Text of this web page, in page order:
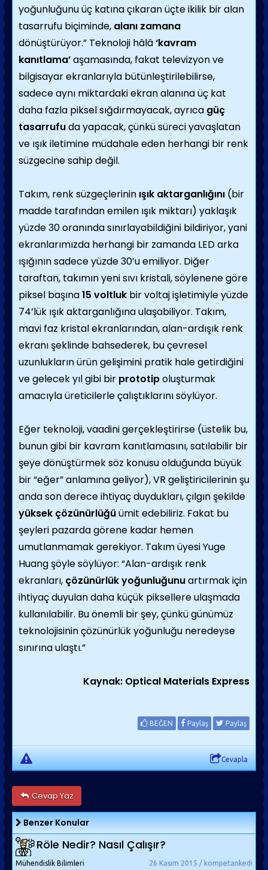
yoğunluğunu üç katına çıkaran üçte ikilik bir alan
tasarrufu biçiminde, alanı zamana
dönüştürüyor.” Teknoloji hâlâ‘kavram
kanıtlama’aşamasında, fakat televizyon ve
bilgisayar ekranlarıyla bütünleştirilebilirse,
sadece aynı miktardaki ekran alanına üç kat
daha fazla piksel sığdırmayacak, ayrıca güç
tasarrufuda yapacak, çünkü süreci yavaşlatan
ve ışık iletimine müdahale eden herhangi bir renk
süzgecine sahip değil.
Takım, renk süzgeçlerinin ışık aktarganlığını (bir
madde tarafından emilen ışık miktarı) yaklaşık
yüzde 30 oranında sınırlayabildiğini bildiriyor, yani
ekranlarımızda herhangi bir zamanda LED arka
ışığının sadece yüzde 30’u emiliyor. Diğer
taraftan, takımın yeni sıvı kristali, söylenene göre
piksel başına15 voltluk bir voltaj işletimiyle yüzde
74’lük ışık aktarganlığına ulaşabiliyor. Takım,
mavi faz kristal ekranlarından, alan-ardışık renk
ekranı şeklinde bahsederek, bu çevresel
uzunlukların ürün gelişimini pratik hale getirdiğini
ve gelecek yıl gibi bir prototipoluşturmak
amacıyla üreticilerle çalıştıklarını söylüyor.
Eğer teknoloji, vaadini gerçekleştirirse (üstelik bu,
bunun gibi bir kavram kanıtlamasını, satılabilir bir
şeye dönüştürmek söz konusu olduğunda büyük
bir “eğer” anlamına geliyor), VR geliştiricilerinin şu
anda son derece ihtiyaç duydukları, çılgın şekilde
yüksek çözünürlüğüümit edebiliriz. Fakat bu
şeyleri pazarda görene kadar hemen
umutlanmamak gerekiyor. Takım üyesi Yuge
Huang şöyle söylüyor: “Alan-ardışık renk
ekranları, çözünürlük yoğunluğunuartırmak için
ihtiyaç duyulan daha küçük piksellere ulaşmada
kullanılabilir. Bu önemli bir şey, çünkü günümüz
teknolojisinin çözünürlük yoğunluğu neredeyse
sınırına ulaştı.”
Kaynak: Optical Materials Express
BEĞEN Paylaş Paylaş
Cevapla
Cevap Yaz
Benzer Konular
Röle Nedir? Nasıl Çalışır?
26 Kasım 2015 / kompetankedi
Mühendislik Bilimleri